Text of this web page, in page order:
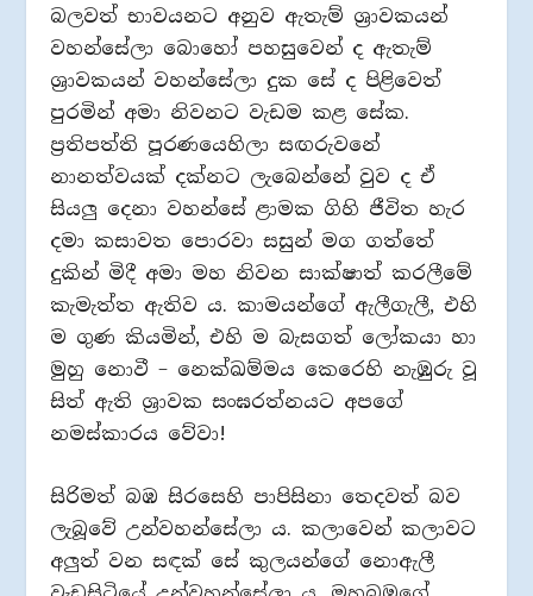
බලවත් භාවයනට අනුව ඇතැම් ශ්‍රාවකයන්
වහන්සේලා බොහෝ පහසුවෙන් ද ඇතැම්
ශ්‍රාවකයන් වහන්සේලා දුක සේ ද පිළිවෙත්
පුරමින් අමා නිවනට වැඩම කළ සේක.
ප්‍රතිපත්ති පූරණයෙහිලා සඟරුවනේ
නානත්වයක් දක්නට ලැබෙන්නේ වුව ද ඒ
සියලු දෙනා වහන්සේ ළාමක ගිහි ජීවිත හැර
දමා කසාවත පොරවා සසුන් මග ගත්තේ
දුකින් මිදී අමා මහ නිවන සාක්ෂාත් කරලීමේ
කැමැත්ත ඇතිව ය. කාමයන්ගේ ඇලීගැලී, එහි
ම ගුණ කියමින්, එහි ම බැසගත් ලෝකයා හා
මුහු නොවී – නෙක්ඛම්මය කෙරෙහි නැඹුරු වූ
සිත් ඇති ශ්‍රාවක සංඝරත්නයට අපගේ
නමස්කාරය වේවා!
සිරිමත් බඹ සිරසෙහි පාපිසිනා තෙදවත් බව
ලැබූවේ උන්වහන්සේලා ය. කලාවෙන් කලාවට
අලුත් වන සඳක් සේ කුලයන්ගේ නොඇලී